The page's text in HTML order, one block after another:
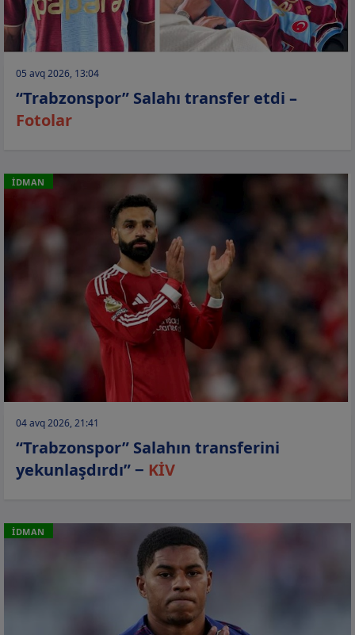
05 avq 2026, 13:04
“Trabzonspor” Salahı transfer etdi –
Fotolar
İDMAN
04 avq 2026, 21:41
“Trabzonspor” Salahın transferini
yekunlaşdırdı” − KİV
İDMAN